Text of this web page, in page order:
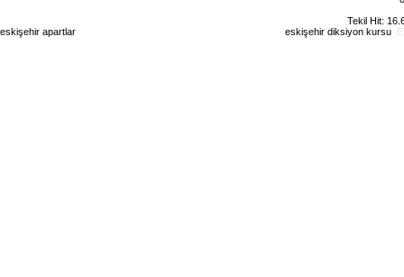
Tekil Hit:
eskişehir apartlar
eskişehir diksiyon kursu